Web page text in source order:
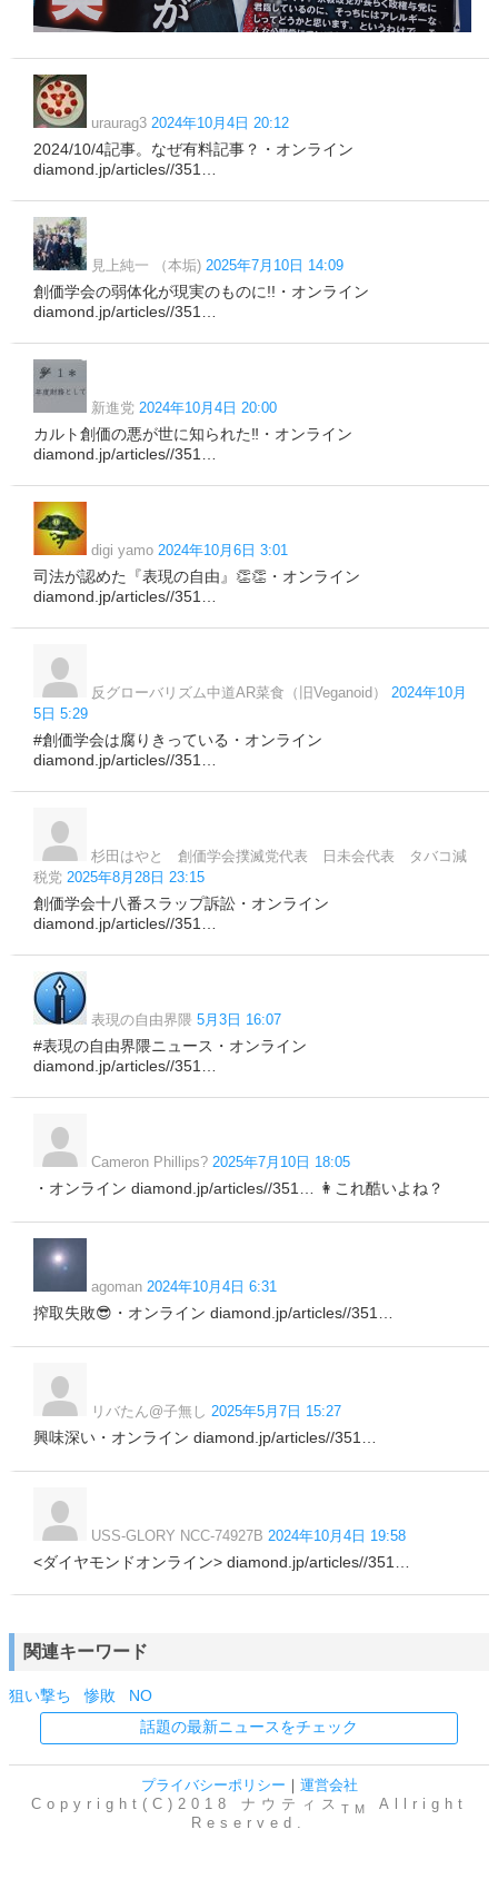
uraurag3 2024年10月4日 20:12
2024/10/4記事。なぜ有料記事？・オンライン
diamond.jp/articles//351…
見上純一 （本垢) 2025年7月10日 14:09
創価学会の弱体化が現実のものに!!・オンライン
diamond.jp/articles//351…
新進党 2024年10月4日 20:00
カルト創価の悪が世に知られた‼️・オンライン
diamond.jp/articles//351…
digi yamo 2024年10月6日 3:01
司法が認めた『表現の自由』👏👏・オンライン
diamond.jp/articles//351…
反グローバリズム中道AR菜食（旧Veganoid）
2024年10月
5日 5:29
#創価学会は腐りきっている・オンライン
diamond.jp/articles//351…
杉田はやと 創価学会撲滅党代表 日未会代表 タバコ減
税党 2025年8月28日 23:15
創価学会十八番スラップ訴訟・オンライン
diamond.jp/articles//351…
表現の自由界隈 5月3日 16:07
#表現の自由界隈ニュース・オンライン
diamond.jp/articles//351…
Cameron Phillips? 2025年7月10日 18:05
・オンライン diamond.jp/articles//351… 👩これ酷いよね？
agoman 2024年10月4日 6:31
搾取失敗😎・オンライン diamond.jp/articles//351…
リバたん@子無し 2025年5月7日 15:27
興味深い・オンライン diamond.jp/articles//351…
USS-GLORY NCC-74927B 2024年10月4日 19:58
<ダイヤモンドオンライン> diamond.jp/articles//351…
関連キーワード
狙い撃ち 惨敗
NO
話題の最新ニュースをチェック
プライバシーポリシー ｜ 運営会社
Copyright(C)2018 ナウティス TM
Allright
Reserved.